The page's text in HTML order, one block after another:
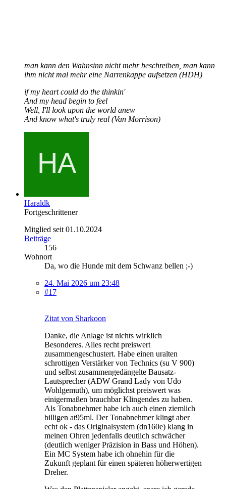
man kann den Wahnsinn nicht mehr beschreiben, man kann
ihm nicht mal mehr eine Narrenkappe aufsetzen (HDH)
if my heart could do the thinkin'
And my head begin to feel
Well, I'll look upon the world anew
And know what's truly real (Van Morrison)
Haraldk
Fortgeschrittener
Mitglied seit 01.10.2024
Beiträge
156
Wohnort
Da, wo die Hunde mit dem Schwanz bellen ;-)
24. Mai 2026 um 23:48
#17
Zitat von Sharkoon
Danke, die Anlage ist nichts wirklich
Besonderes. Alles recht preiswert
zusammengeschustert. Habe einen uralten
schrottigen Verstärker von Technics (su V 900)
und selbst zusammengedängelte Bausatz-
Lautsprecher (ADW Grand Lady von Udo
Wohlgemuth), um möglichst preiswert was
einigermaßen brauchbar Klingendes zu haben.
Als Tonabnehmer habe ich auch einen ziemlich
billigen at95ml. Der Tonabnehmer klingt aber
echt ok - das Originalsystem (dn160e) klang in
meinen Ohren jedenfalls deutlich schwächer
(deutlich weniger Präzision in Bass und Höhen).
Ein MC System habe ich ohnehin für die
Zukunft geplant für einen späteren höherwertigen
Dreher.